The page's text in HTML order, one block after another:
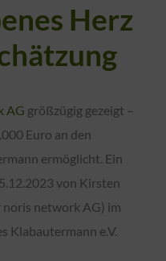
Herz
AG größzügig gezeigt –
Euro an den
ermöglicht. Ein
von Kirsten
noris network AG) im
Klabautermann e.V.